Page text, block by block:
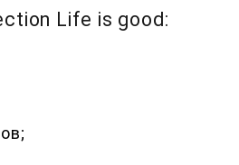
Life is good: